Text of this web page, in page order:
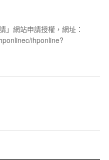
」網站申請授權，網址：
ihponline?